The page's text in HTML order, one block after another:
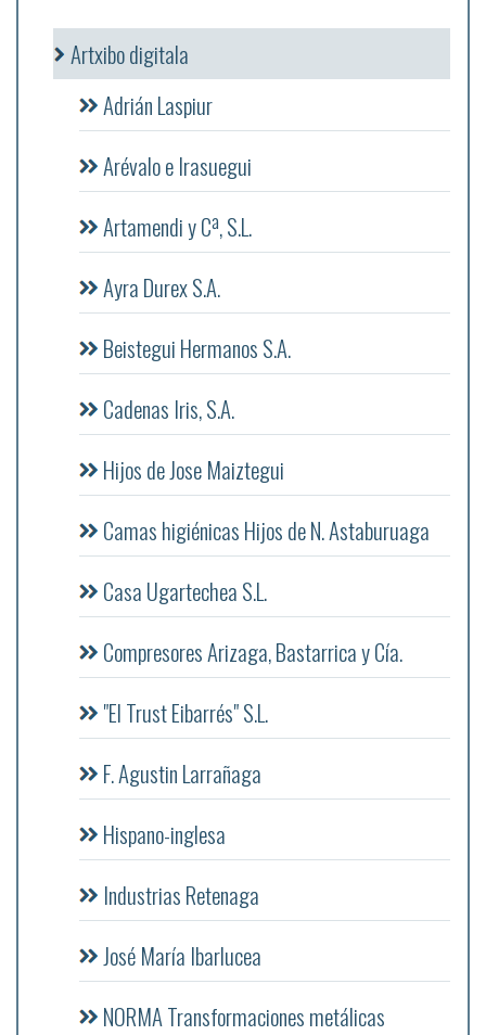
Artxibo digitala
Adrián Laspiur
Arévalo e Irasuegui
Artamendi y Cª, S.L.
Ayra Durex S.A.
Beistegui Hermanos S.A.
Cadenas Iris, S.A.
Hijos de Jose Maiztegui
Camas higiénicas Hijos de N. Astaburuaga
Casa Ugartechea S.L.
Compresores Arizaga, Bastarrica y Cía.
"El Trust Eibarrés" S.L.
F. Agustin Larrañaga
Hispano-inglesa
Industrias Retenaga
José María Ibarlucea
NORMA Transformaciones metálicas